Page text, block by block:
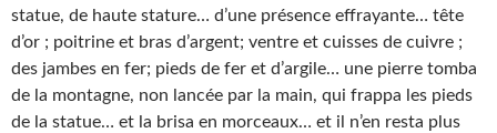
statue, de haute stature… d’une présence effrayante… tête
d’or ; poitrine et bras d’argent; ventre et cuisses de cuivre ;
des jambes en fer; pieds de fer et d’argile… une pierre tomba
de la montagne, non lancée par la main, qui frappa les pieds
de la statue… et la brisa en morceaux… et il n’en resta plus